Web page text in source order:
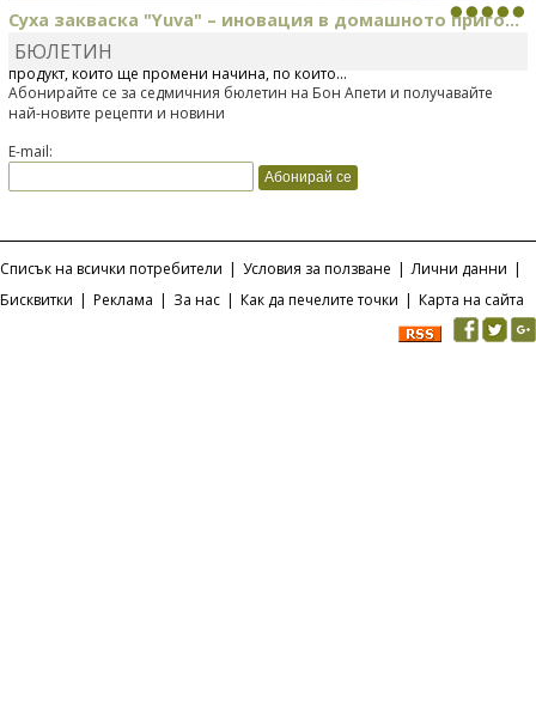
Суха закваска "Yuva" – иновация в домашното приго...
Отскоро Лесафр България стартира предлагането на изцяло нов
продукт, който ще промени начина, по който...
БЮЛЕТИН
Абонирайте се за седмичния бюлетин на Бон Апети и получавайте
най-новите рецепти и новини
E-mail:
Списък на всички потребители | Условия за ползване | Лични данни |
Бисквитки | Реклама | За нас | Как да печелите точки | Карта на сайта